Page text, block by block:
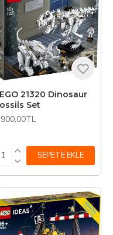
21320 Dinosaur
Set
SEPETE EKLE